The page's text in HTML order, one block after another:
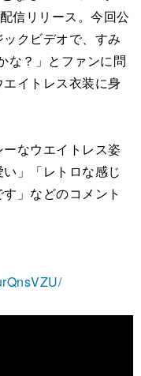
信リリース。今回公
クビデオで、すみ
な？」とファンに問
イトレス衣装に身
なウエイトレス姿
」「レトロな感じ
」などのコメント